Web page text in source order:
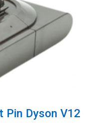
Pin Dyson V12